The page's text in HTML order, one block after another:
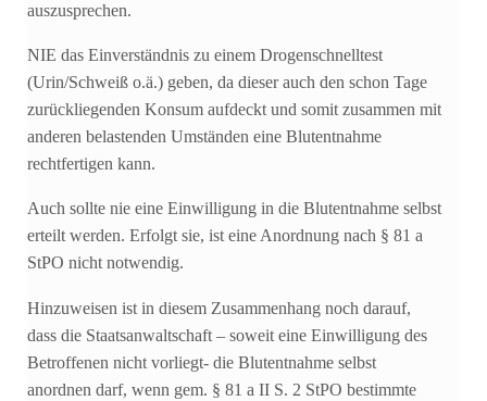
auszusprechen.
NIE das Einverständnis zu einem Drogenschnelltest
(Urin/Schweiß o.ä.) geben, da dieser auch den schon Tage
zurückliegenden Konsum aufdeckt und somit zusammen mit
anderen belastenden Umständen eine Blutentnahme
rechtfertigen kann.
Auch sollte nie eine Einwilligung in die Blutentnahme selbst
erteilt werden. Erfolgt sie, ist eine Anordnung nach § 81 a
StPO nicht notwendig.
Hinzuweisen ist in diesem Zusammenhang noch darauf,
dass die Staatsanwaltschaft – soweit eine Einwilligung des
Betroffenen nicht vorliegt- die Blutentnahme selbst
anordnen darf, wenn gem. § 81 a II S. 2 StPO bestimmte